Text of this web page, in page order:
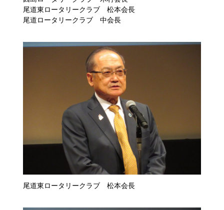
尾道東ロータリークラブ 松本会長
尾道ロータリークラブ 中会長
尾道東ロータリークラブ 松本会長